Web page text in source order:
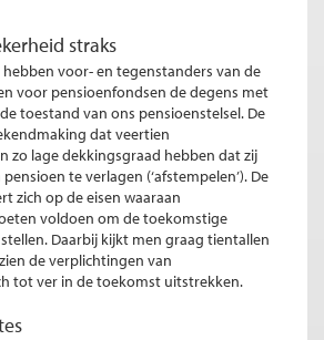
straks
voor- en tegenstanders van de
voor pensioenfondsen de degens met
toestand van ons pensioenstelsel. De
dat veertien
zo lage dekkingsgraad hebben dat zij
te verlagen (‘afstempelen’). De
zich op de eisen waaraan
voldoen om de toekomstige
Daarbij kijkt men graag tientallen
de verplichtingen van
tot ver in de toekomst uitstrekken.